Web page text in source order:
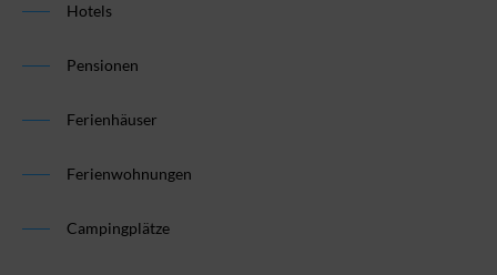
Hotels
Pensionen
Ferienhäuser
Ferienwohnungen
Campingplätze